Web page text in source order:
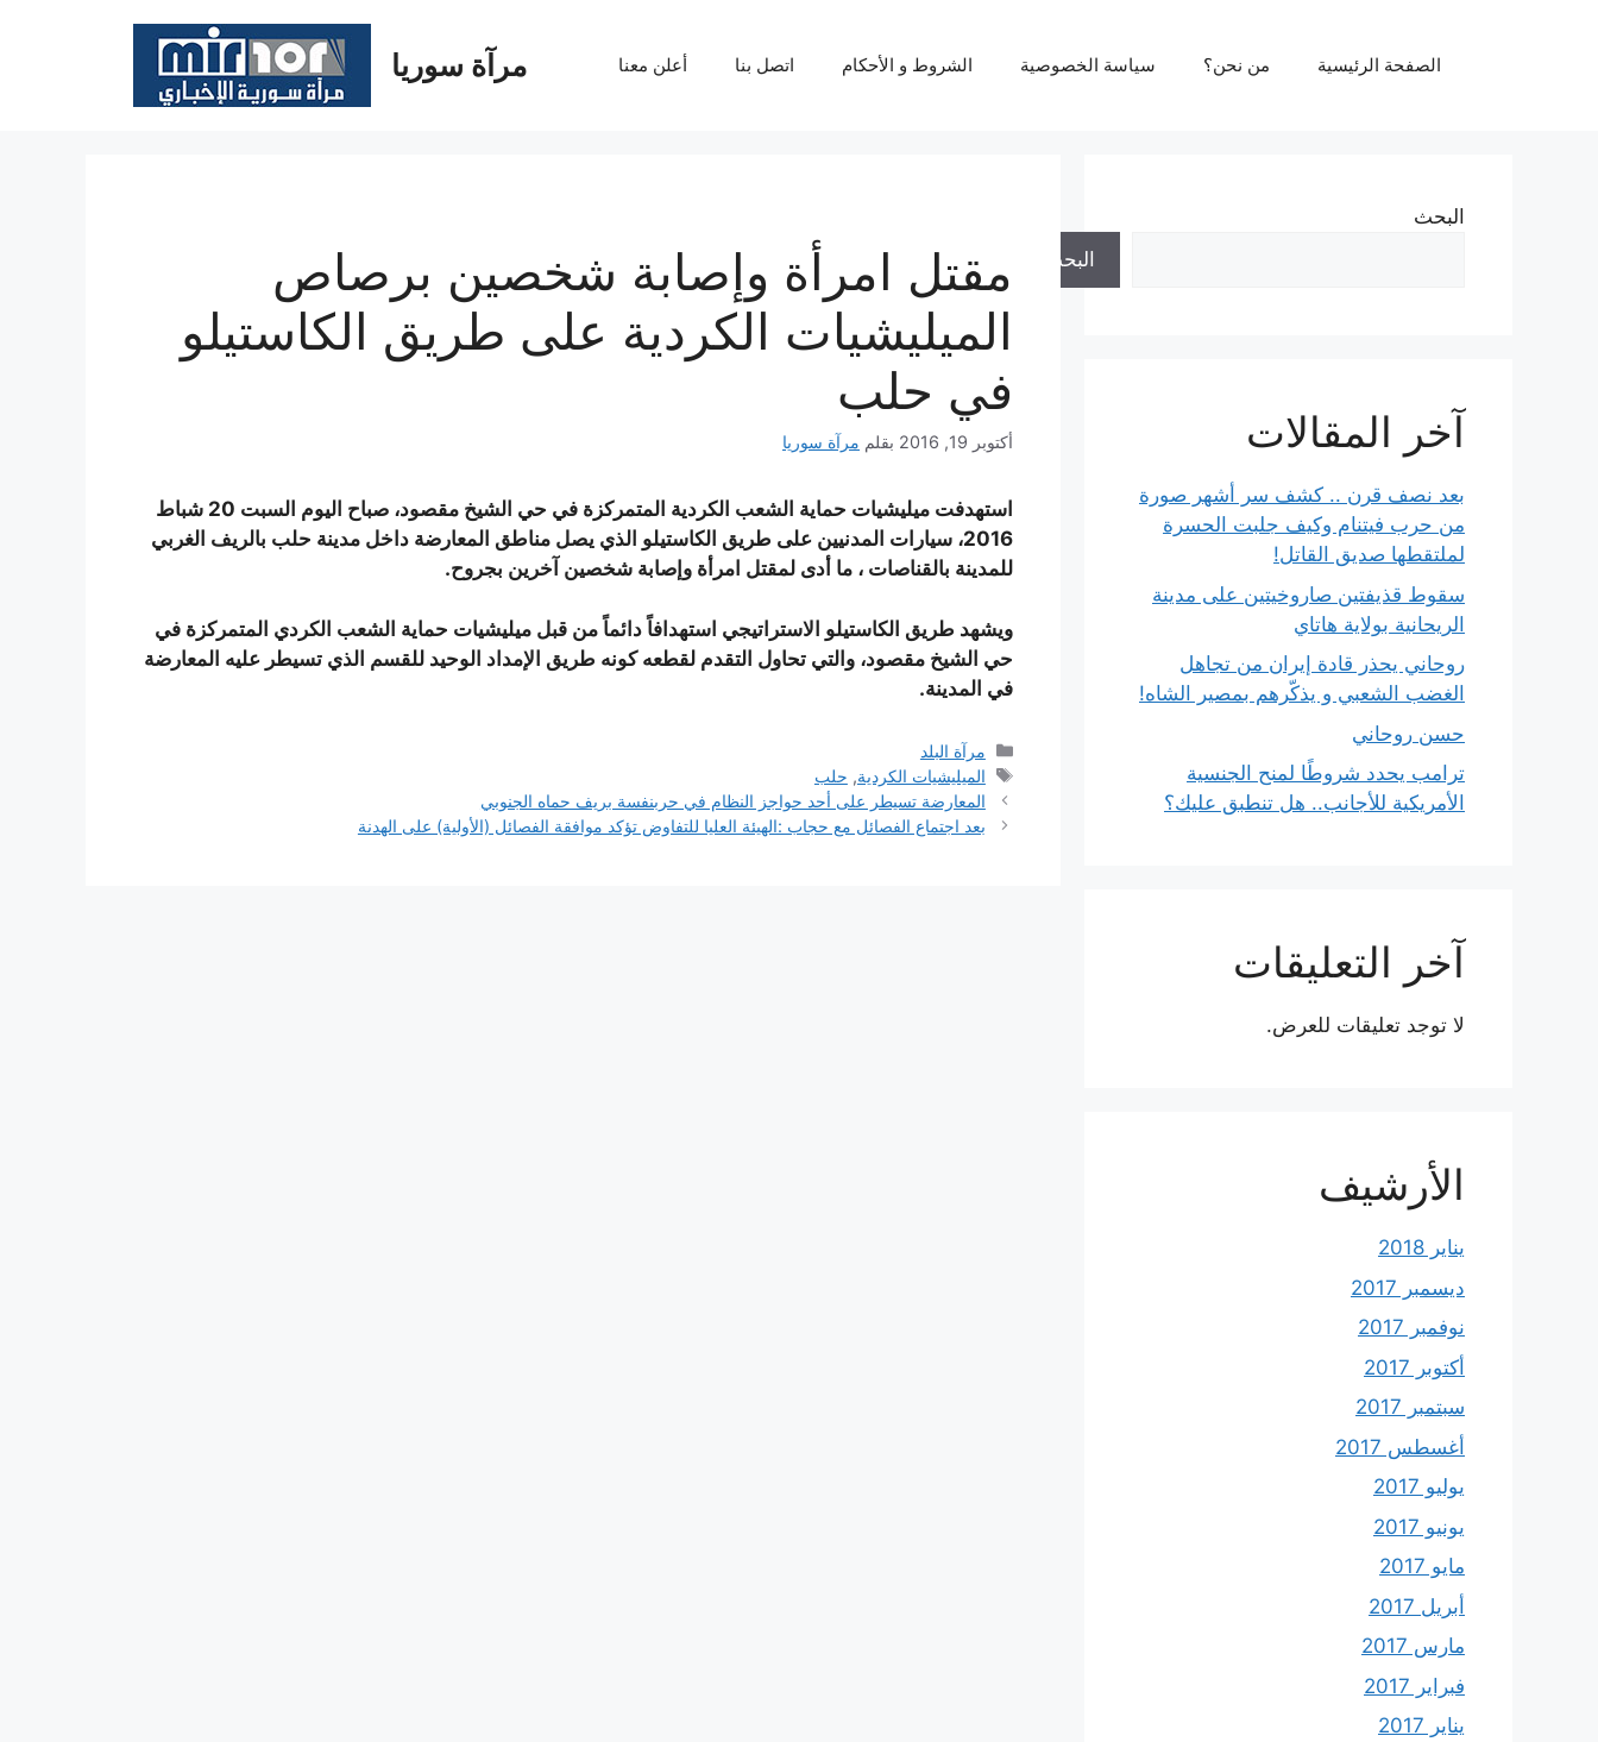
مرآة سوريا الصفحة الرئيسية من نحن؟ سياسة الخصوصية الشروط و الأحكام اتصل بنا أعلن معنا
مقتل امرأة وإصابة شخصين برصاص
الميليشيات الكردية على طريق الكاستيلو
في حلب
أكتوبر 19, 2016 بقلم مرآة سوريا
استهدفت ميليشيات حماية الشعب الكردية المتمركزة في حي الشيخ مقصود، صباح اليوم السبت 20 شباط
2016، سيارات المدنيين على طريق الكاستيلو الذي يصل مناطق المعارضة داخل مدينة حلب بالريف الغربي
للمدينة بالقناصات ، ما أدى لمقتل امرأة وإصابة شخصين آخرين بجروح.
ويشهد طريق الكاستيلو الاستراتيجي استهدافاً دائماً من قبل ميليشيات حماية الشعب الكردي المتمركزة في
حي الشيخ مقصود، والتي تحاول التقدم لقطعه كونه طريق الإمداد الوحيد للقسم الذي تسيطر عليه المعارضة
في المدينة.
التصنيفات
مرآة البلد
الوسوم
الميليشيات الكردية, حلب
المعارضة تسيطر على أحد حواجز النظام في حربنفسة بريف حماه الجنوبي
بعد اجتماع الفصائل مع حجاب :الهيئة العليا للتفاوض تؤكد موافقة الفصائل (الأولية) على الهدنة
البحث
البحث
آخر المقالات
بعد نصف قرن .. كشف سر أشهر صورة
من حرب فيتنام وكيف جلبت الحسرة
لملتقطها صديق القاتل!
سقوط قذيفتين صاروخيتين على مدينة
الريحانية بولاية هاتاي
روحاني يحذر قادة إيران من تجاهل
الغضب الشعبي و يذكّرهم بمصير الشاه!
حسن روحاني
ترامب يحدد شروطًا لمنح الجنسية
الأمريكية للأجانب.. هل تنطبق عليك؟
آخر التعليقات
لا توجد تعليقات للعرض.
الأرشيف
يناير 2018
ديسمبر 2017
نوفمبر 2017
أكتوبر 2017
سبتمبر 2017
أغسطس 2017
يوليو 2017
يونيو 2017
مايو 2017
أبريل 2017
مارس 2017
فبراير 2017
يناير 2017